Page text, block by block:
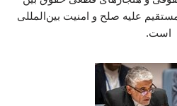
علیه صلح و امنیت بین‌المللی
است.